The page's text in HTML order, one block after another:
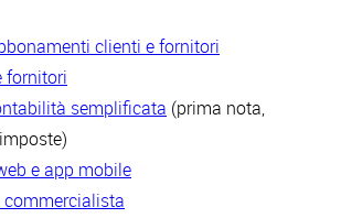
clienti e fornitori
fornitori
semplificata (prima nota,
e app mobile